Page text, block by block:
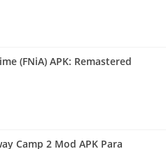
(FNiA) APK: Remastered
Camp 2 Mod APK Para